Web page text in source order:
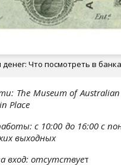
Что посмотреть в
The Museum of
Place
с 10:00 до 16:00 с
выходных
вход: отсутствует